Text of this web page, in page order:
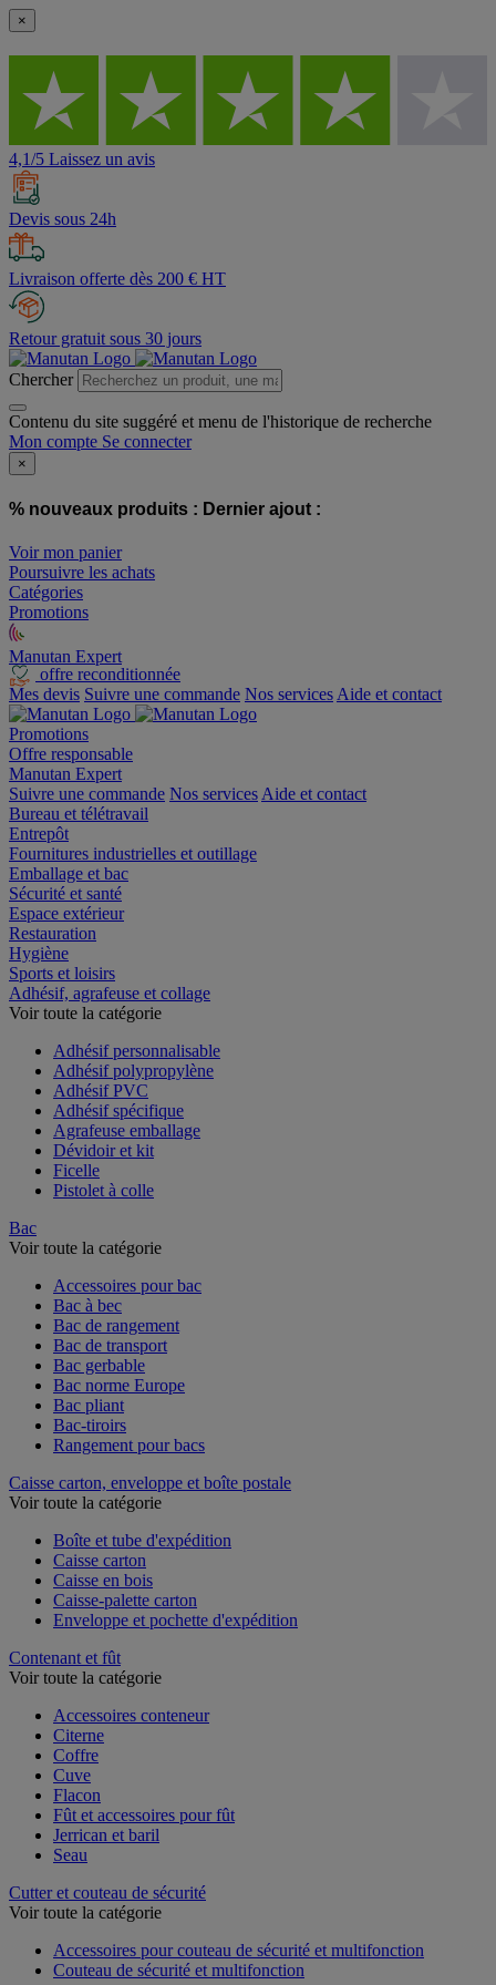
×
4,1/5 Laissez un avis
Devis sous 24h
Livraison offerte dès 200 € HT
Retour gratuit sous 30 jours
Chercher
Contenu du site suggéré et menu de l'historique de recherche
Mon compte Se connecter
×
% nouveaux produits : Dernier ajout :
Voir mon panier
Poursuivre les achats
Catégories
Promotions
Manutan Expert
offre reconditionnée
Mes devis Suivre une commande Nos services Aide et contact
Promotions
Offre responsable
Manutan Expert
Suivre une commande Nos services Aide et contact
Bureau et télétravail
Entrepôt
Fournitures industrielles et outillage
Emballage et bac
Sécurité et santé
Espace extérieur
Restauration
Hygiène
Sports et loisirs
Adhésif, agrafeuse et collage
Voir toute la catégorie
Adhésif personnalisable
Adhésif polypropylène
Adhésif PVC
Adhésif spécifique
Agrafeuse emballage
Dévidoir et kit
Ficelle
Pistolet à colle
Bac
Voir toute la catégorie
Accessoires pour bac
Bac à bec
Bac de rangement
Bac de transport
Bac gerbable
Bac norme Europe
Bac pliant
Bac-tiroirs
Rangement pour bacs
Caisse carton, enveloppe et boîte postale
Voir toute la catégorie
Boîte et tube d'expédition
Caisse carton
Caisse en bois
Caisse-palette carton
Enveloppe et pochette d'expédition
Contenant et fût
Voir toute la catégorie
Accessoires conteneur
Citerne
Coffre
Cuve
Flacon
Fût et accessoires pour fût
Jerrican et baril
Seau
Cutter et couteau de sécurité
Voir toute la catégorie
Accessoires pour couteau de sécurité et multifonction
Couteau de sécurité et multifonction